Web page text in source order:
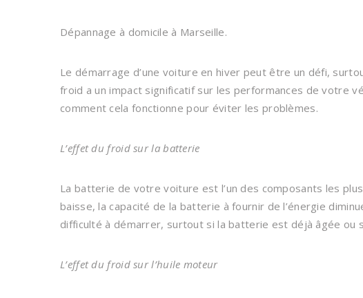
Dépannage à domicile à Marseille.
Le démarrage d’une voiture en hiver peut être un défi,
froid a un impact significatif sur les performances de votre
comment cela fonctionne pour éviter les problèmes.
L’effet du froid sur la batterie
La batterie de votre voiture est l’un des composants les
baisse, la capacité de la batterie à fournir de l’énergie
difficulté à démarrer, surtout si la batterie est déjà âgée ou
L’effet du froid sur l’huile moteur